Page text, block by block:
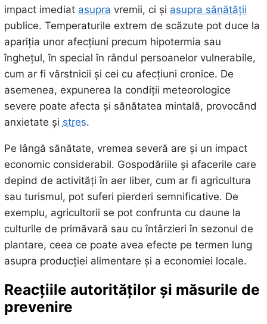
impact imediat asupra vremii, ci și asupra sănătății
publice. Temperaturile extrem de scăzute pot duce la
apariția unor afecțiuni precum hipotermia sau
înghețul, în special în rândul persoanelor vulnerabile,
cum ar fi vârstnicii și cei cu afecțiuni cronice. De
asemenea, expunerea la condiții meteorologice
severe poate afecta și sănătatea mintală, provocând
anxietate și stres.
Pe lângă sănătate, vremea severă are și un impact
economic considerabil. Gospodăriile și afacerile care
depind de activități în aer liber, cum ar fi agricultura
sau turismul, pot suferi pierderi semnificative. De
exemplu, agricultorii se pot confrunta cu daune la
culturile de primăvară sau cu întârzieri în sezonul de
plantare, ceea ce poate avea efecte pe termen lung
asupra producției alimentare și a economiei locale.
Reacțiile autorităților și măsurile de
prevenire